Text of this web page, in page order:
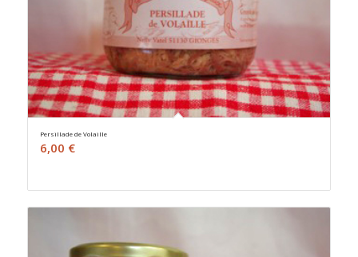
Persillade de Volaille
6,00 €